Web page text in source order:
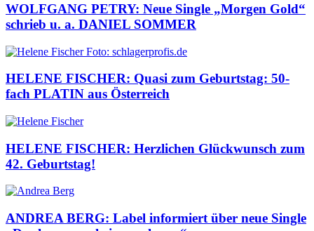
WOLFGANG PETRY: Neue Single „Morgen Gold“
schrieb u. a. DANIEL SOMMER
HELENE FISCHER: Quasi zum Geburtstag: 50-
fach PLATIN aus Österreich
HELENE FISCHER: Herzlichen Glückwunsch zum
42. Geburtstag!
ANDREA BERG: Label informiert über neue Single